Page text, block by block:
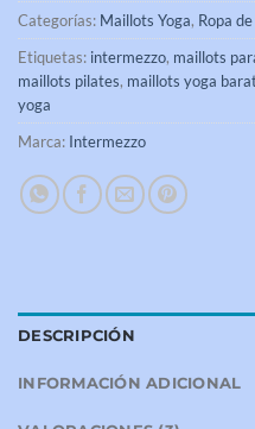
Categorías: Maillots Yoga, Ropa
Etiquetas: intermezzo, maillots
maillots pilates, maillots yoga
yoga
Marca: Intermezzo
DESCRIPCIÓN
INFORMACIÓN ADICIONAL